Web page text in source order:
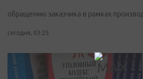
обращению заказчика в рамках
сегодня, 03:25